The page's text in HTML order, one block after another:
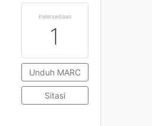
Ketersediaan
1
Unduh MARC
Sitasi